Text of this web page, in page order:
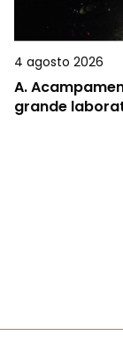
4 agosto 2026
A.
grande